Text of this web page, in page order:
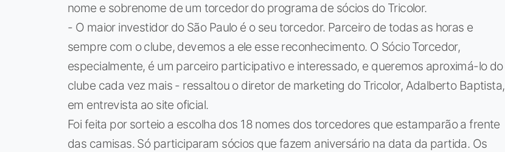
nome e sobrenome de um torcedor do programa de sócios do Tricolor.
- O maior investidor do São Paulo é o seu torcedor. Parceiro de todas as horas e
sempre com o clube, devemos a ele esse reconhecimento. O Sócio Torcedor,
especialmente, é um parceiro participativo e interessado, e queremos aproximá-lo do
clube cada vez mais - ressaltou o diretor de marketing do Tricolor, Adalberto Baptista,
em entrevista ao site oficial.
Foi feita por sorteio a escolha dos 18 nomes dos torcedores que estamparão a frente
das camisas. Só participaram sócios que fazem aniversário na data da partida. Os